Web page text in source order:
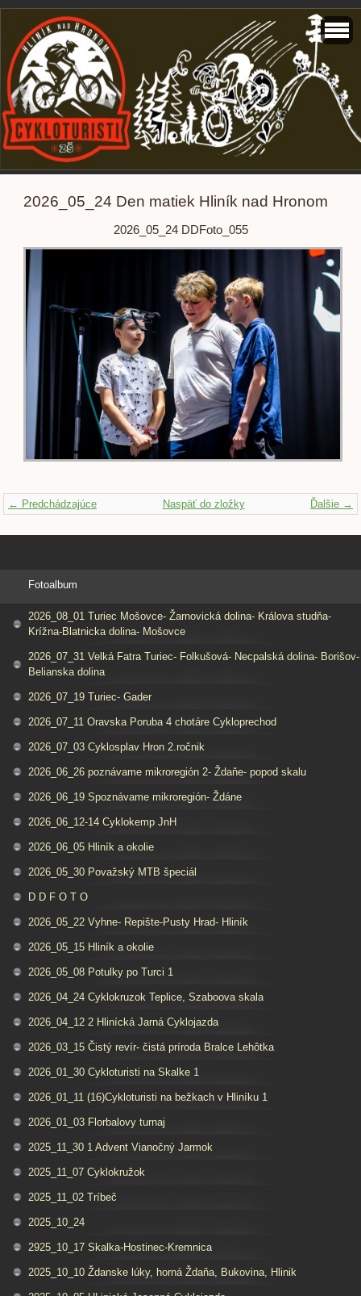
2026_05_24 Den matiek Hliník nad Hronom
2026_05_24 DDFoto_055
← Predchádzajúce Ďalšie →
Naspäť do zložky
Fotoalbum
2026_08_01 Turiec Mošovce- Žarnovická dolina- Králova studňa-
Krížna-Blatnicka dolina- Mošovce
2026_07_31 Velká Fatra Turiec- Folkušová- Necpalská dolina- Borišov-
Belianska dolina
2026_07_19 Turiec- Gader
2026_07_11 Oravska Poruba 4 chotáre Cykloprechod
2026_07_03 Cyklosplav Hron 2.ročnik
2026_06_26 poznávame mikroregión 2- Ždaňe- popod skalu
2026_06_19 Spoznávame mikroregión- Ždáne
2026_06_12-14 Cyklokemp JnH
2026_06_05 Hliník a okolie
2026_05_30 Považský MTB špeciál
D D F O T O
2026_05_22 Vyhne- Repište-Pusty Hrad- Hliník
2026_05_15 Hliník a okolie
2026_05_08 Potulky po Turci 1
2026_04_24 Cyklokruzok Teplice, Szaboova skala
2026_04_12 2 Hlinícká Jarná Cyklojazda
2026_03_15 Čistý revír- čistá príroda Bralce Lehôtka
2026_01_30 Cykloturisti na Skalke 1
2026_01_11 (16)Cykloturisti na bežkach v Hliníku 1
2026_01_03 Florbalovy turnaj
2025_11_30 1 Advent Vianočný Jarmok
2025_11_07 Cyklokružok
2025_11_02 Tríbeč
2025_10_24
2925_10_17 Skalka-Hostinec-Kremnica
2025_10_10 Ždanske lúky, horná Ždaňa, Bukovina, Hlinik